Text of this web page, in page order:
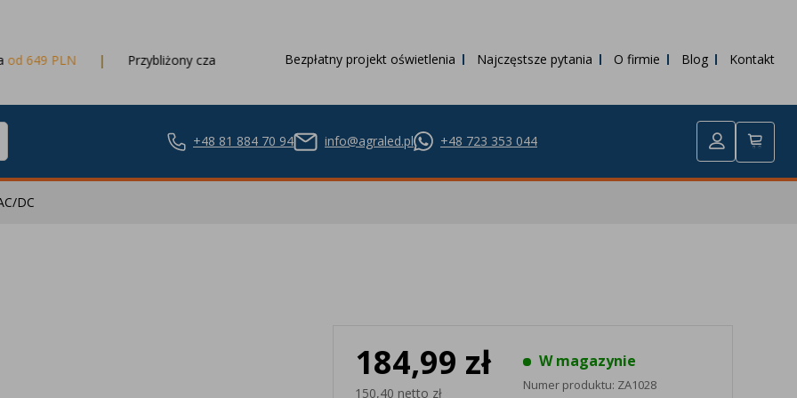
Przybliżony czas dostawy3 dni robocze Bezpłatny projekt oświetlenia Najczęstsze pytania O firmie Blog Kontakt
+48 81 884 70 94 info@agraled.pl +48 723 353 044
LED
DC
184,99 zł
150,40 netto zł
W magazynie
Numer produktu: ZA1028